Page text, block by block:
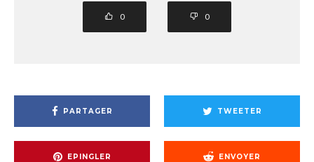
0 0
PARTAGER TWEETER
EPINGLER ENVOYER